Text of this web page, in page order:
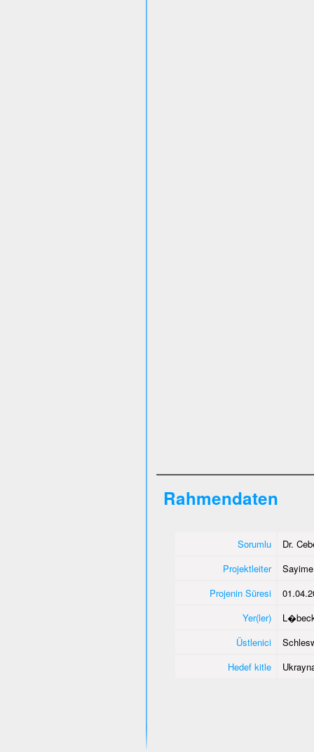
Rahmendaten
Sorumlu
Dr.
Projektleiter
Projenin Süresi
Yer(ler)
Üstlenici
Hedef kitle